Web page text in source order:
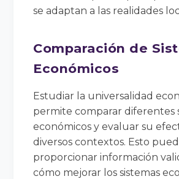
se adaptan a las realidades
Comparación de
Económicos
Estudiar la universalidad
permite comparar diferentes
económicos y evaluar su
diversos contextos. Esto
proporcionar información
cómo mejorar los sistemas